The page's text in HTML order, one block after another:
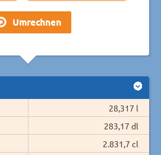
28,317 l
283,17 dl
2.831,7 cl